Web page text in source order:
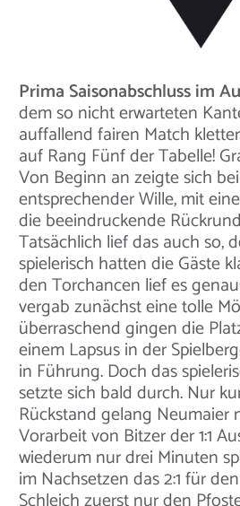
Prima Saisonabschluss im
dem so nicht erwarteten
auffallend fairen Match
auf Rang Fünf der Tabelle!
Von Beginn an zeigte sich
entsprechender Wille, mit
die beeindruckende
Tatsächlich lief das auch so,
spielerisch hatten die Gäste
den Torchancen lief es
vergab zunächst eine tolle
überraschend gingen die
einem Lapsus in der
in Führung. Doch das
setzte sich bald durch. Nur
Rückstand gelang Neumaier
Vorarbeit von Bitzer der 1:1
wiederum nur drei Minuten
im Nachsetzen das 2:1 für